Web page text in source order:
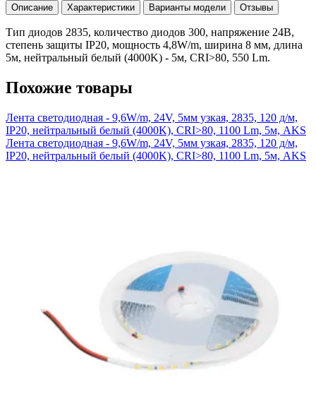
Описание Характеристики Варианты модели Отзывы
Тип диодов 2835, количество диодов 300, напряжение 24В,
степень защиты IP20, мощность 4,8W/m, ширина 8 мм, длина
5м, нейтральный белый (4000K) - 5м, CRI>80, 550 Lm.
Похожие товары
Лента светодиодная - 9,6W/m, 24V, 5мм узкая, 2835, 120 д/м,
IP20, нейтральный белый (4000K), CRI>80, 1100 Lm, 5м, AKS
Лента светодиодная - 9,6W/m, 24V, 5мм узкая, 2835, 120 д/м,
IP20, нейтральный белый (4000K), CRI>80, 1100 Lm, 5м, AKS